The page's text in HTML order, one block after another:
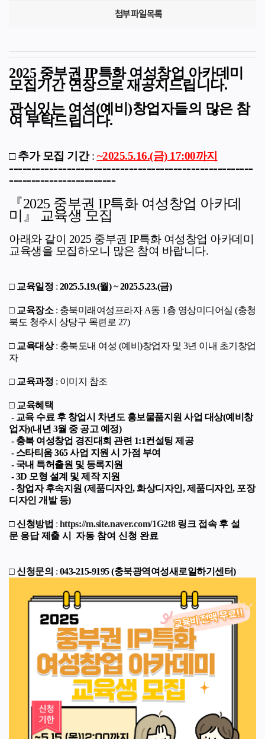
첨부파일목록
2025 중부권 IP특화 여성창업 아카데미
모집기간 연장으로 재공지드립니다.
관심있는 여성(예비)창업자들의 많은 참
여 부탁드립니다.
□추가 모집 기간: ~2025.5.16.(금) 17:00까지
-------------------------------------------------------
------------------------
『2025 중부권 IP특화 여성창업 아카데
미』 교육생 모집
아래와 같이 2025 중부권 IP특화 여성창업 아카데미
교육생을 모집하오니 많은 참여 바랍니다.
□ 교육일정 : 2025.5.19.(월) ~ 2025.5.23.(금)
□ 교육장소 : 충북미래여성프라자 A동 1층 영상미디어실 (충청
북도 청주시 상당구 목련로 27)
□ 교육대상: 충북도내 여성 (예비)창업자 및 3년 이내 초기창업
자
□ 교육과정 : 이미지 참조
□ 교육혜택
- 교육 수료 후 창업시 차년도 홍보물품지원 사업 대상(예비창
업자)(내년 3월 중 공고 예정)
- 충북 여성창업 경진대회 관련 1:1컨설팅 제공
- 스타티움 365 사업 지원 시 가점 부여
- 국내 특허출원 및 등록지원
- 3D 모형 설계 및 제작 지원
- 창업자 후속지원 (제품디자인, 화상디자인, 제품디자인, 포장
디자인 개발 등)
□ 신청방법 : https://m.site.naver.com/1G2t8 링크 접속 후 설
문 응답 제출 시 자동 참여 신청 완료
□ 신청문의 : 043-215-9195 (충북광역여성새로일하기센터)